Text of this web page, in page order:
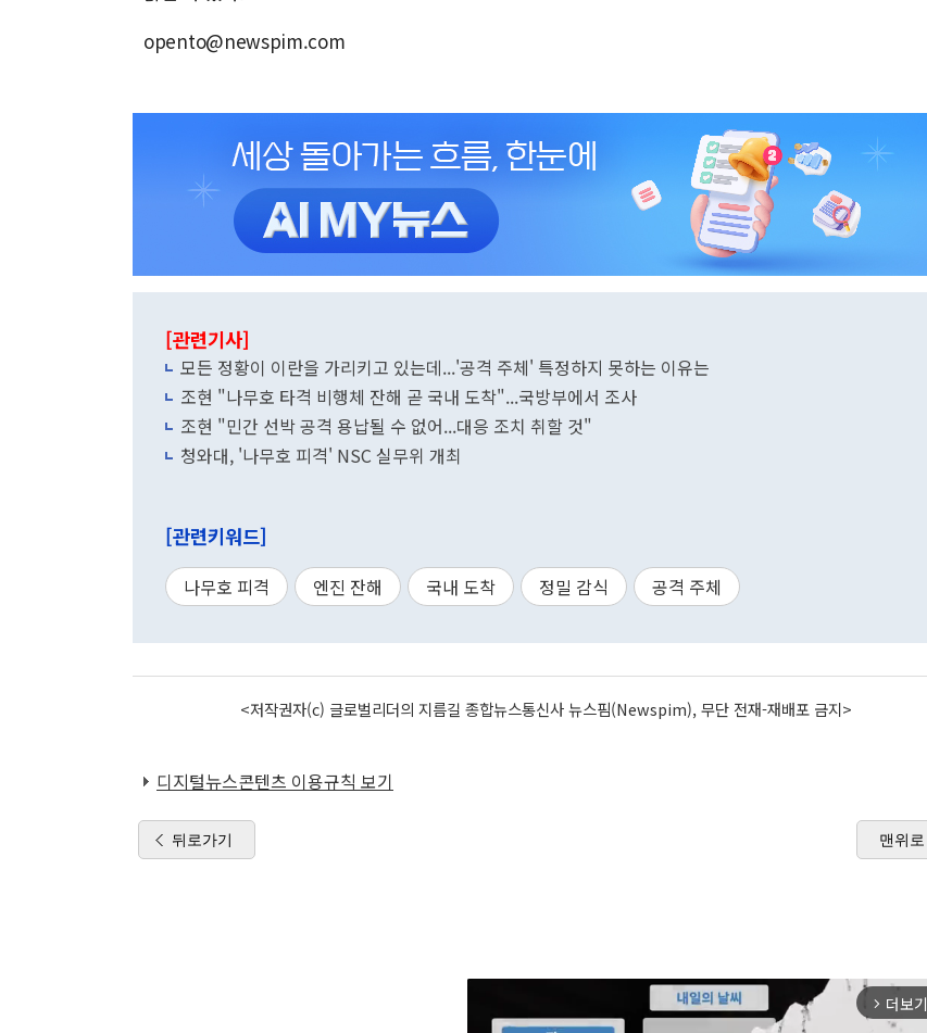
opento@newspim.com
[관련기사]
모든 정황이 이란을 가리키고 있는데...'공격 주체' 특정하지 못하는 이유는
조현 "나무호 타격 비행체 잔해 곧 국내 도착"...국방부에서 조사
조현 "민간 선박 공격 용납될 수 없어...대응 조치 취할 것"
청와대, '나무호 피격' NSC 실무위 개최
[관련키워드]
나무호 피격 엔진 잔해 국내 도착 정밀 감식 공격 주체
<저작권자(c) 글로벌리더의 지름길 종합뉴스통신사 뉴스핌(Newspim), 무단 전재-재배포 금지>
디지털뉴스콘텐츠 이용규칙 보기
뒤로가기 맨위로
arrow_forward_ios 더보기